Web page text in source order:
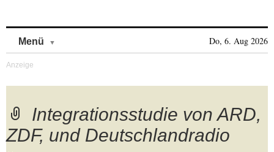
Menü Do, 6. Aug 2026
Integrationsstudie von ARD,
ZDF, und Deutschlandradio